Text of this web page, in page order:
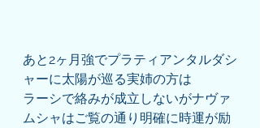
あと2ヶ月強でプラティアンタルダシ
ャーに太陽が巡る実姉の方は
ラーシで絡みが成立しないがナヴァ
ムシャはご覧の通り明確に時運が励